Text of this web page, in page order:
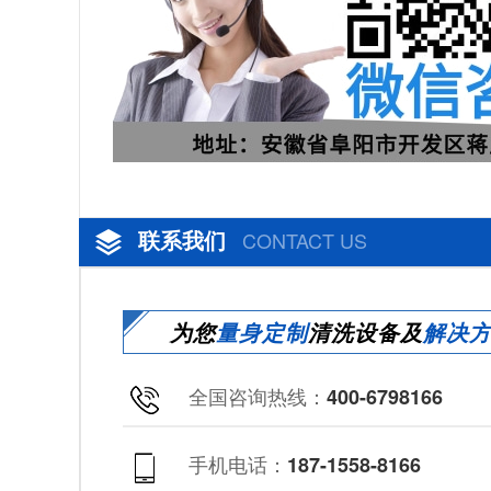
联系我们 CONTACT US
为您量身定制清洗设备及解决
全国咨询热线： 400-6798166
手机电话： 187-1558-8166